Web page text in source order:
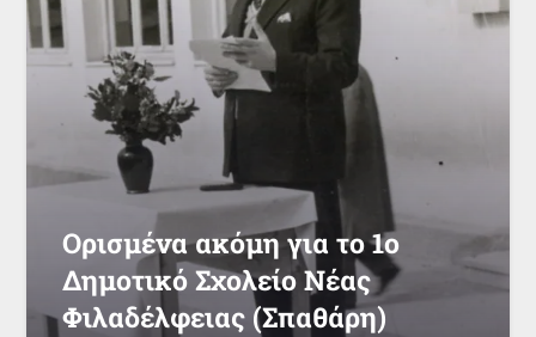
Ορισμένα ακόμη για το 1ο
Δημοτικό Σχολείο Νέας
Φιλαδέλφειας (Σπαθάρη)